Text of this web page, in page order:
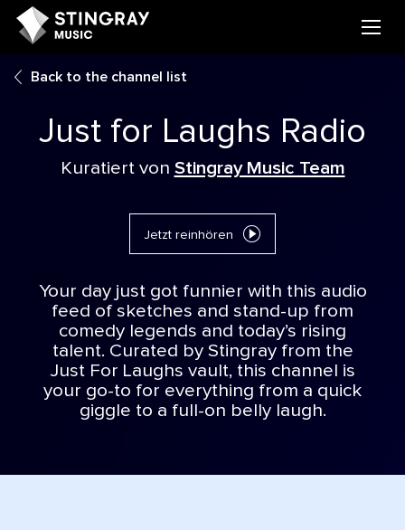
Back to the channel list
Just for Laughs Radio
Kuratiert von Stingray Music Team
Jetzt reinhören
Your day just got funnier with this audio
feed of sketches and stand-up from
comedy legends and today’s rising
talent. Curated by Stingray from the
Just For Laughs vault, this channel is
your go-to for everything from a quick
giggle to a full-on belly laugh.